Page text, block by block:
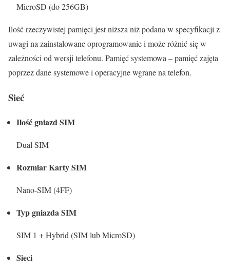
MicroSD (do 256GB)
Ilość rzeczywistej pamięci jest niższa niż podana w specyfikacji z
uwagi na zainstalowane oprogramowanie i może różnić się w
zależności od wersji telefonu. Pamięć systemowa – pamięć zajęta
poprzez dane systemowe i operacyjne wgrane na telefon.
Sieć
Ilość gniazd SIM
Dual SIM
Rozmiar Karty SIM
Nano-SIM (4FF)
Typ gniazda SIM
SIM 1 + Hybrid (SIM lub MicroSD)
Sieci